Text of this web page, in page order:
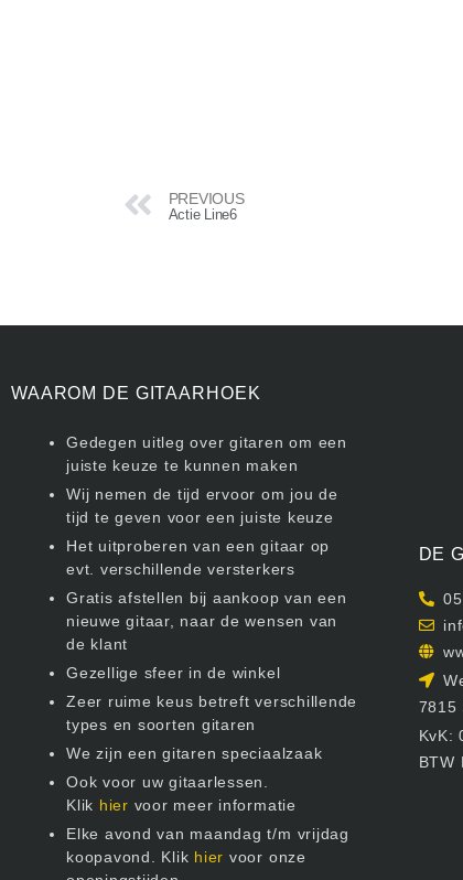
PREVIOUS
Actie Line6
WAAROM DE GITAARHOEK
Gedegen uitleg over gitaren om een
juiste keuze te kunnen maken
Wij nemen de tijd ervoor om jou de
tijd te geven voor een juiste keuze
Het uitproberen van een gitaar op
evt. verschillende versterkers
Gratis afstellen bij aankoop van een
nieuwe gitaar, naar de wensen van
de klant
Gezellige sfeer in de winkel
Zeer ruime keus betreft verschillende
types en soorten gitaren
We zijn een gitaren speciaalzaak
Ook voor uw gitaarlessen.
Klik hier voor meer informatie
Elke avond van maandag t/m vrijdag
koopavond. Klik hier voor onze
DE
7815
KvK:
BTW